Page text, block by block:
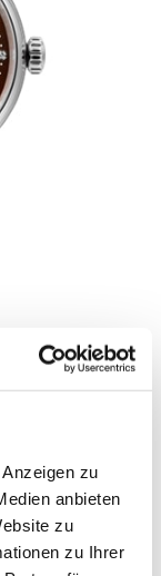
zu
anbieten
zu
zu Ihrer